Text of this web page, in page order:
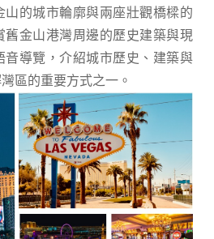
的城市輪廓與兩座壯觀橋樑的
金山港灣周邊的歷史建築與現
導覽，介紹城市歷史、建築與
區的重要方式之一。